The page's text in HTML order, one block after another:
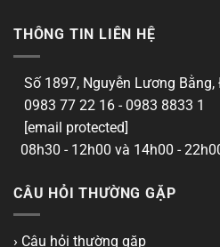
THÔNG TIN LIÊN HỆ
Số 1897, Nguyễn Lương
0983 77 22 16 - 0983 8833 1
[email protected]
08h30 - 12h00 và 14h00 -
CÂU HỎI THƯỜNG GẶP
› Câu hỏi thường gặp